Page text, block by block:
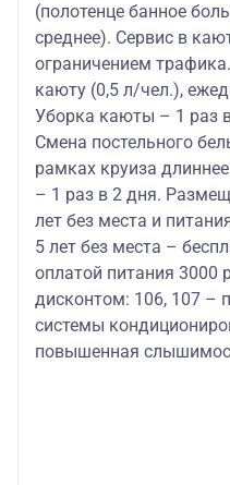
(полотенце банное
среднее). Сервис в
ограничением
каюту (0,5 л/чел.),
Уборка каюты – 1 раз
Смена постельного
рамках круиза
– 1 раз в 2 дня.
лет без места и
5 лет без места –
оплатой питания 3000
дисконтом: 106, 107 –
системы
повышенная